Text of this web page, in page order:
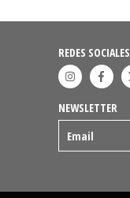
REDES SOCIALES
NEWSLETTER